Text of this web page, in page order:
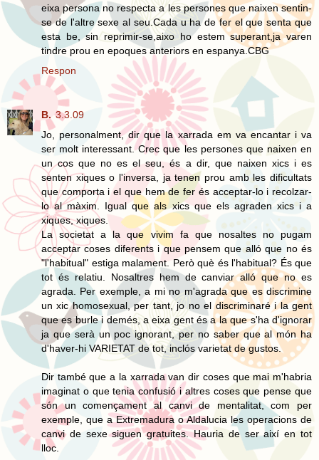
eixa persona no respecta a les persones que naixen sentin-
se de l'altre sexe al seu.Cada u ha de fer el que senta que
esta be, sin reprimir-se,aixo ho estem superant,ja varen
tindre prou en epoques anteriors en espanya.CBG
Respon
B. 3.3.09
Jo, personalment, dir que la xarrada em va encantar i va
ser molt interessant. Crec que les persones que naixen en
un cos que no es el seu, és a dir, que naixen xics i es
senten xiques o l'inversa, ja tenen prou amb les dificultats
que comporta i el que hem de fer és acceptar-lo i recolzar-
lo al màxim. Igual que als xics que els agraden xics i a
xiques, xiques.
La societat a la que vivim fa que nosaltes no pugam
acceptar coses diferents i que pensem que alló que no és
"l'habitual" estiga malament. Però què és l'habitual? És que
tot és relatiu. Nosaltres hem de canviar alló que no es
agrada. Per exemple, a mi no m'agrada que es discrimine
un xic homosexual, per tant, jo no el discriminaré i la gent
que es burle i demés, a eixa gent és a la que s'ha d'ignorar
ja que serà un poc ignorant, per no saber que al món ha
d'haver-hi VARIETAT de tot, inclós varietat de gustos.
Dir també que a la xarrada van dir coses que mai m'habria
imaginat o que tenia confusió i altres coses que pense que
són un començament al canvi de mentalitat, com per
exemple, que a Extremadura o Aldalucia les operacions de
canvi de sexe siguen gratuites. Hauria de ser així en tot
lloc.